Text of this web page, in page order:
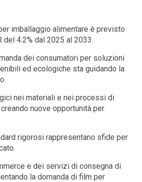
imballaggio alimentare è previsto
del 4.2% dal 2025 al 2033.
dei consumatori per soluzioni
ed ecologiche sta guidando la
nei materiali e nei processi di
nuove opportunità per
rigorosi rappresentano sfide per
e dei servizi di consegna di
la domanda di film per